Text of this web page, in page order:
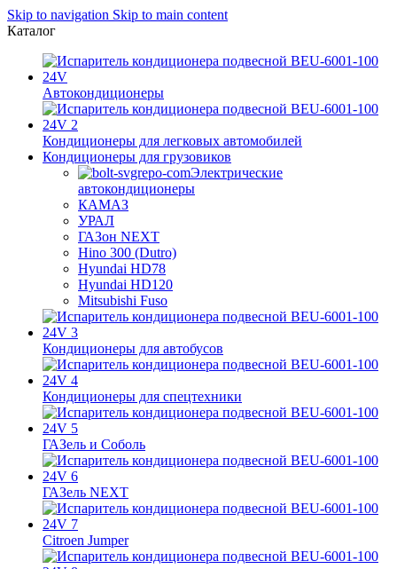
Skip to navigation Skip to main content
Каталог
Автокондиционеры
Кондиционеры для легковых автомобилей
Кондиционеры для грузовиков
Электрические
автокондиционеры
КАМАЗ
УРАЛ
ГАЗон NEXT
Hino 300 (Dutro)
Hyundai HD78
Hyundai HD120
Mitsubishi Fuso
Кондиционеры для автобусов
Кондиционеры для спецтехники
ГАЗель и Соболь
ГАЗель NEXT
Citroen Jumper